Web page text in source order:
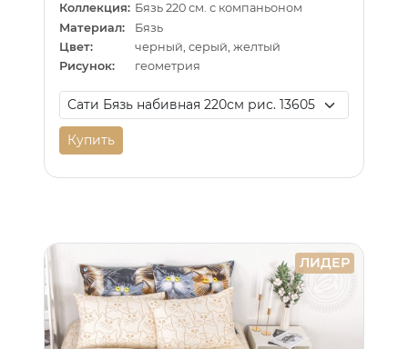
Коллекция: Бязь 220 см. с компаньоном
Материал:
Бязь
Цвет:
черный, серый, желтый
Рисунок:
геометрия
Купить
ЛИДЕР